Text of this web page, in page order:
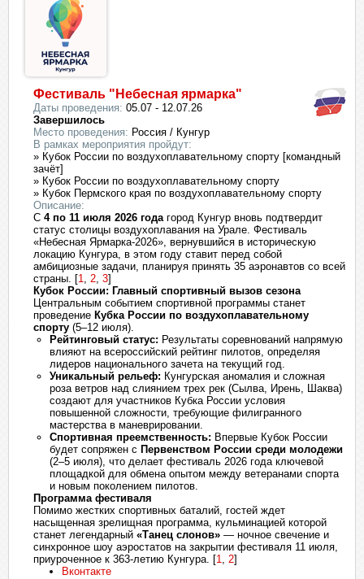
Фестиваль "Небесная ярмарка"
Даты проведения: 05.07 - 12.07.26
Завершилось
Место проведения: Россия / Кунгур
В рамках мероприятия пройдут:
» Кубок России по воздухоплавательному спорту [командный
зачёт]
» Кубок России по воздухоплавательному спорту
» Кубок Пермского края по воздухоплавательному спорту
Описание:
С 4 по 11 июля 2026 годагород Кунгур вновь подтвердит
статус столицы воздухоплавания на Урале. Фестиваль
«Небесная Ярмарка-2026», вернувшийся в историческую
локацию Кунгура, в этом году ставит перед собой
амбициозные задачи, планируя принять 35 аэронавтов со всей
страны. [1, 2, 3]
Кубок России: Главный спортивный вызов сезона
Центральным событием спортивной программы станет
проведение Кубка России по воздухоплавательному
спорту (5–12 июля).
Рейтинговый статус: Результаты соревнований напрямую
влияют на всероссийский рейтинг пилотов, определяя
лидеров национального зачета на текущий год.
Уникальный рельеф: Кунгурская аномалия и сложная
роза ветров над слиянием трех рек (Сылва, Ирень, Шаква)
создают для участников Кубка России условия
повышенной сложности, требующие филигранного
мастерства в маневрировании.
Спортивная преемственность: Впервые Кубок России
будет сопряжен с Первенством России среди молодежи
(2–5 июля), что делает фестиваль 2026 года ключевой
площадкой для обмена опытом между ветеранами спорта
и новым поколением пилотов.
Программа фестиваля
Помимо жестких спортивных баталий, гостей ждет
насыщенная зрелищная программа, кульминацией которой
станет легендарный «Танец слонов» — ночное свечение и
синхронное шоу аэростатов на закрытии фестиваля 11 июля,
приуроченное к 363-летию Кунгура. [1, 2]
Вконтакте